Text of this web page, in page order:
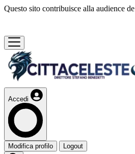
Questo sito contribuisce alla audience de
Accedi
Modifica profilo Logout